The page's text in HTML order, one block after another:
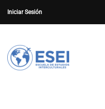
Iniciar Sesión